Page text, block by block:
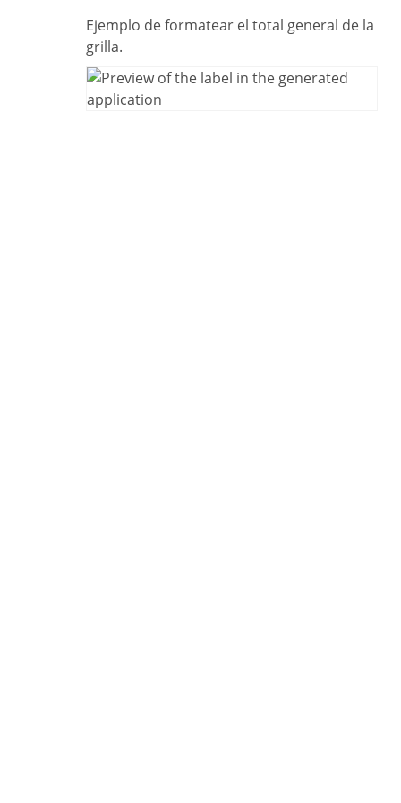
Ejemplo de formatear el total general de la
grilla.